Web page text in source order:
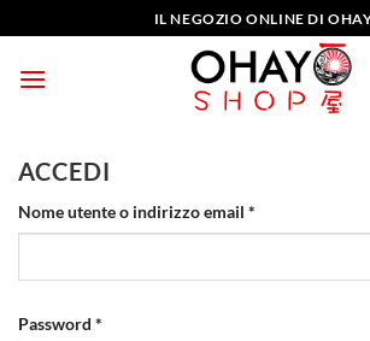
ai
contenuti
IL NEGOZIO ONLINE DI
ACCEDI
Nome utente o indirizzo email *
Password *